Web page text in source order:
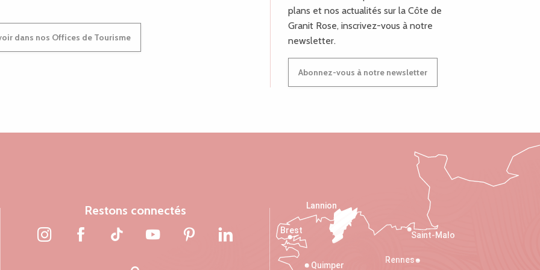
dans nos Offices de Tourisme
plans et nos actualités sur la Côte de
Granit Rose, inscrivez-vous à notre
newsletter.
Abonnez-vous à notre newsletter
Restons connectés
Saint-Malo
Rennes
Quimper
Lannion
Brest